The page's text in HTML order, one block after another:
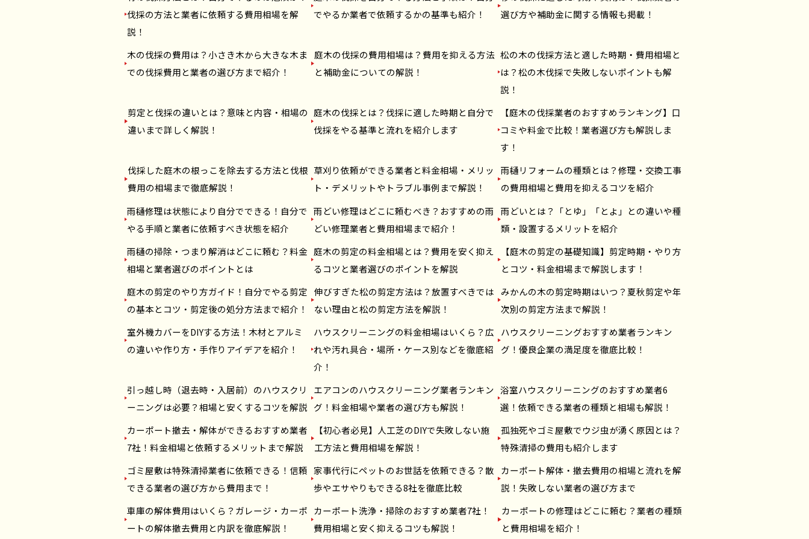
伐採の方法と業者に依頼する費用相場を解
説！
でやるか業者で依頼するかの基準も紹介！
選び方や補助金に関する情報も掲載！
木の伐採の費用は？小さき木から大きな木ま
での伐採費用と業者の選び方まで紹介！
庭木の伐採の費用相場は？費用を抑える方法
と補助金についての解説！
松の木の伐採方法と適した時期・費用相場と
は？松の木伐採で失敗しないポイントも解
説！
剪定と伐採の違いとは？意味と内容・相場の
違いまで詳しく解説！
庭木の伐採とは？伐採に適した時期と自分で
伐採をやる基準と流れを紹介します
【庭木の伐採業者のおすすめランキング】口
コミや料金で比較！業者選び方も解説しま
す！
伐採した庭木の根っこを除去する方法と伐根
費用の相場まで徹底解説！
草刈り依頼ができる業者と料金相場・メリッ
ト・デメリットやトラブル事例まで解説！
雨樋リフォームの種類とは？修理・交換工事
の費用相場と費用を抑えるコツを紹介
雨樋修理は状態により自分でできる！自分で
やる手順と業者に依頼すべき状態を紹介
雨どい修理はどこに頼むべき？おすすめの雨
どい修理業者と費用相場まで紹介！
雨どいとは？「とゆ」「とよ」との違いや種
類・設置するメリットを紹介
雨樋の掃除・つまり解消はどこに頼む？料金
相場と業者選びのポイントとは
庭木の剪定の料金相場とは？費用を安く抑え
るコツと業者選びのポイントを解説
【庭木の剪定の基礎知識】剪定時期・やり方
とコツ・料金相場まで解説します！
庭木の剪定のやり方ガイド！自分でやる剪定
の基本とコツ・剪定後の処分方法まで紹介！
伸びすぎた松の剪定方法は？放置すべきでは
ない理由と松の剪定方法を解説！
みかんの木の剪定時期はいつ？夏秋剪定や年
次別の剪定方法まで解説！
室外機カバーをDIYする方法！木材とアルミ
の違いや作り方・手作りアイデアを紹介！
ハウスクリーニングの料金相場はいくら？広
れや汚れ具合・場所・ケース別などを徹底紹
介！
ハウスクリーニングおすすめ業者ランキン
グ！優良企業の満足度を徹底比較！
引っ越し時（退去時・入居前）のハウスクリ
ーニングは必要？相場と安くするコツを解説
エアコンのハウスクリーニング業者ランキン
グ！料金相場や業者の選び方も解説！
浴室ハウスクリーニングのおすすめ業者6
選！依頼できる業者の種類と相場も解説！
カーポート撤去・解体ができるおすすめ業者
7社！料金相場と依頼するメリットまで解説
【初心者必見】人工芝のDIYで失敗しない施
工方法と費用相場を解説！
孤独死やゴミ屋敷でウジ虫が湧く原因とは？
特殊清掃の費用も紹介します
ゴミ屋敷は特殊清掃業者に依頼できる！信頼
できる業者の選び方から費用まで！
家事代行にペットのお世話を依頼できる？散
歩やエサやりもできる8社を徹底比較
カーポート解体・撤去費用の相場と流れを解
説！失敗しない業者の選び方まで
車庫の解体費用はいくら？ガレージ・カーポ
ートの解体撤去費用と内訳を徹底解説！
カーポート洗浄・掃除のおすすめ業者7社！
費用相場と安く抑えるコツも解説！
カーポートの修理はどこに頼む？業者の種類
と費用相場を紹介！